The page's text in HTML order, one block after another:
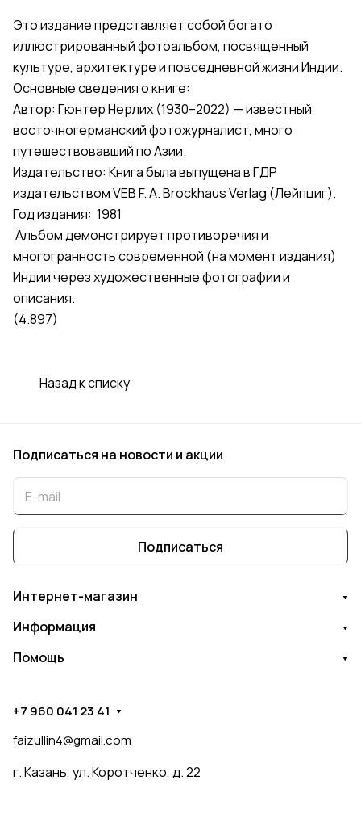
Это издание представляет собой богато
иллюстрированный фотоальбом, посвященный
культуре, архитектуре и повседневной жизни Индии.
Основные сведения о книге:
Автор: Гюнтер Нерлих (1930–2022) — известный
восточногерманский фотожурналист, много
путешествовавший по Азии.
Издательство: Книга была выпущена в ГДР
издательством VEB F. A. Brockhaus Verlag (Лейпциг).
Год издания: 1981
Альбом демонстрирует противоречия и
многогранность современной (на момент издания)
Индии через художественные фотографии и
описания.
(4.897)
Назад к списку
Подписаться на новости и акции
Подписаться
Интернет-магазин
Информация
Помощь
+7 960 041 23 41
faizullin4@gmail.com
г. Казань, ул. Коротченко, д. 22